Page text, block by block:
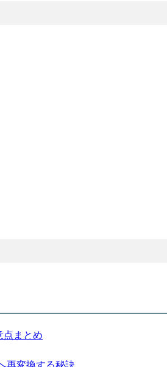
点まとめ
再変換する秘訣